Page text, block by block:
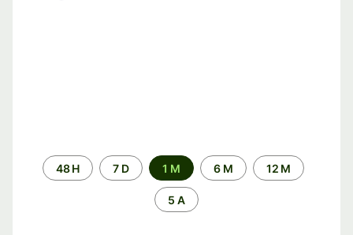
Periodo48 H 7 D 1 M 6 M 12 M
5 A